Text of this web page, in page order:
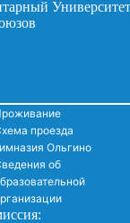
проезда
Ольгино
об